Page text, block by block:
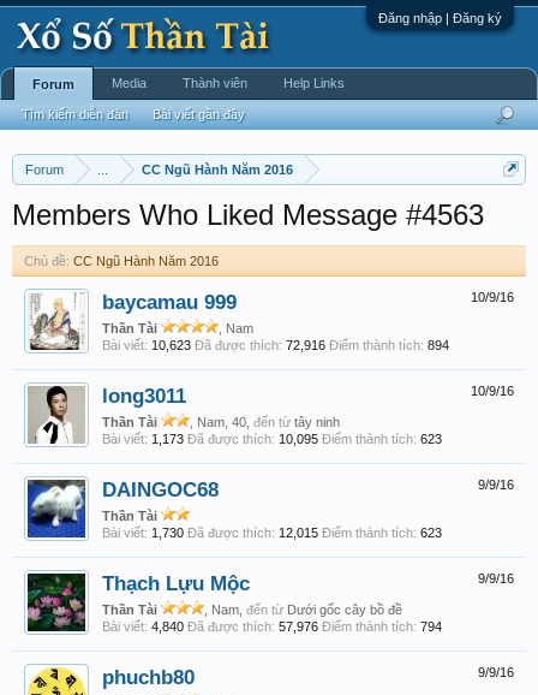
Đăng nhập | Đăng ký
Forum CC Ngũ Hành Năm 2016
Members Who Liked Message #4563
Chủ đề: CC Ngũ Hành Năm 2016
10/9/16
baycamau 999
Thần Tài
, Nam
Bài viết: 10,623 Đã được thích: 72,916 Điểm thành tích: 894
10/9/16
long3011
Thần Tài , Nam, 40, đến từ tây ninh
Bài viết: 1,173 Đã được thích: 10,095 Điểm thành tích: 623
9/9/16
DAINGOC68
Thần Tài
Bài viết: 1,730 Đã được thích: 12,015 Điểm thành tích: 623
9/9/16
Thạch Lựu Mộc
Thần Tài , Nam, đến từ Dưới gốc cây bồ đề
Bài viết: 4,840 Đã được thích: 57,976 Điểm thành tích: 794
9/9/16
phuchb80
Forum
Tìm kiếm diễn đàn Bài viết gần đây
Media Thành viên Help Links